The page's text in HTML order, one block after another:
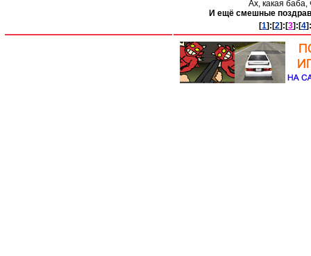
Ах, какая баба,
И ещё смешные
[1]:[2]:[3]:[4